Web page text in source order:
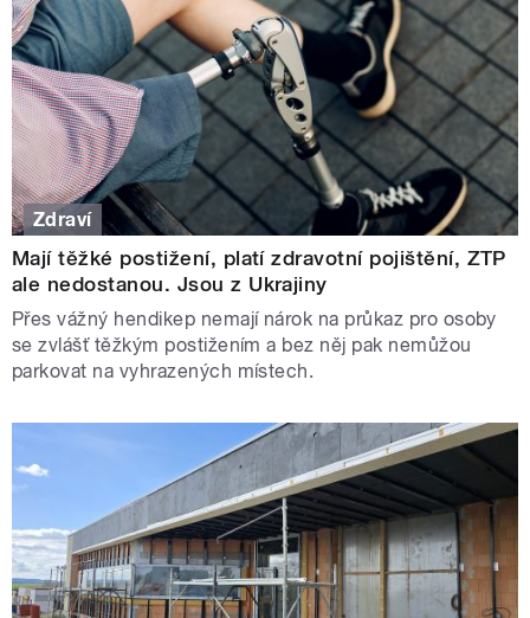
Zdraví
Mají těžké postižení, platí zdravotní pojištění, ZTP
ale nedostanou. Jsou z Ukrajiny
Přes vážný hendikep nemají nárok na průkaz pro osoby
se zvlášť těžkým postižením a bez něj pak nemůžou
parkovat na vyhrazených místech.